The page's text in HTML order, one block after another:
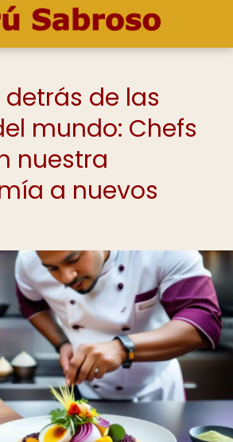
detrás de las
mundo: Chefs
nuestra
a nuevos